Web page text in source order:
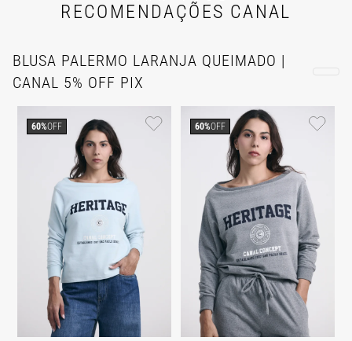
RECOMENDAÇÕES CANAL
BLUSA PALERMO LARANJA QUEIMADO |
CANAL 5% OFF PIX
60%OFF 60%OFF